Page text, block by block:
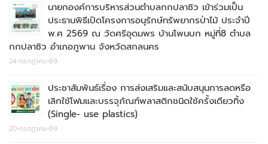
นายกองค์การบริหารส่วนตำบลกกปลาซิว เข้าร่วมเป็น
ประธานพิธีเปิดโครงการอนุรักษ์ทรัพยากรป่าไม้ ประจำปี
พ.ศ 2569 ณ วัดศรีอุดมพร บ้านโพนบก หมู่ที่8 ตำบล
กกปลาซิว อำเภอภูพาน จังหวัดสกลนคร
24-กรกฎาคม-69
ประชาสัมพันธ์เรื่อง การส่งเสริมและสนับสนุนการลดหรือ
เลิกใช้โฟมและบรรจุภัณฑ์พลาสติกชนิดใช้ครั้งเดียวทิ้ง
(Single- use plastics)
20-กรกฎาคม-69